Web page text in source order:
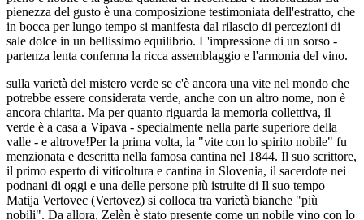
pienezza del gusto è una composizione testimoniata dell'estratto, che
in bocca per lungo tempo si manifesta dal rilascio di percezioni di
sale dolce in un bellissimo equilibrio. L'impressione di un sorso -
partenza lenta conferma la ricca assemblaggio e l'armonia del vino.
sulla varietà del mistero verde se c'è ancora una vite nel mondo che
potrebbe essere considerata verde, anche con un altro nome, non è
ancora chiarita. Ma per quanto riguarda la memoria collettiva, il
verde è a casa a Vipava - specialmente nella parte superiore della
valle - e altrove!Per la prima volta, la "vite con lo spirito nobile" fu
menzionata e descritta nella famosa cantina nel 1844. Il suo scrittore,
il primo esperto di viticoltura e cantina in Slovenia, il sacerdote nei
podnani di oggi e una delle persone più istruite di Il suo tempo
Matija Vertovec (Vertovez) si colloca tra varietà bianche "più
nobili". Da allora, Zelèn è stato presente come un nobile vino con lo